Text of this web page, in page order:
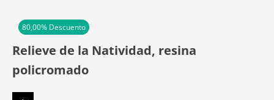
80,00% Descuento
Relieve de la Natividad, resina
policromado